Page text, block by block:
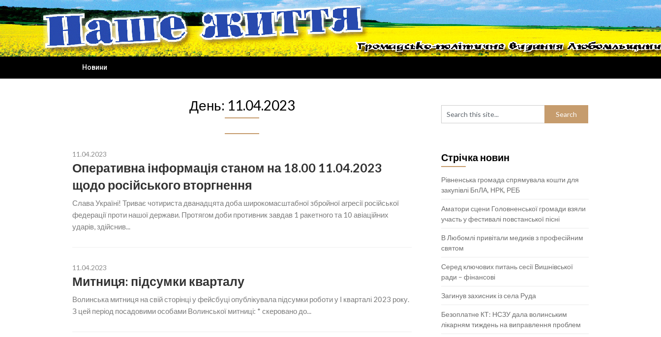
Skip
to
content
Новини
День: 11.04.2023
11.04.2023
Оперативна інформація станом на 18.00 11.04.2023
щодо російського вторгнення
Слава Україні! Триває чотириста дванадцята доба широкомасштабної збройної агресії російської
федерації проти нашої держави. Протягом доби противник завдав 1 ракетного та 10 авіаційних
ударів, здійснив...
11.04.2023
Митниця: підсумки кварталу
Волинська митниця на свій сторінці у фейсбуці опублікувала підсумки роботи у І кварталі 2023 року.
З цей період посадовими особами Волинської митниці: * скеровано до...
Стрічка новин
Рівненська громада спрямувала кошти для
закупівлі БпЛА, НРК, РЕБ
Аматори сцени Головненської громади взяли
участь у фестивалі повстанської пісні
В Любомлі привітали медиків з професійним
святом
Серед ключових питань сесії Вишнівської
ради – фінансові
Загинув захисник із села Руда
Безоплатне КТ: НСЗУ дала волинським
лікарням тиждень на виправлення проблем